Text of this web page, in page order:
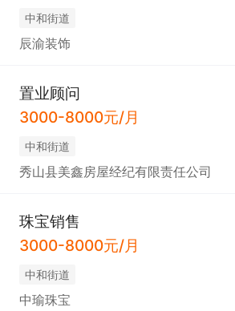
中和街道
辰渝装饰
置业顾问
3000-8000元/月
中和街道
秀山县美鑫房屋经纪有限责任公司
珠宝销售
3000-8000元/月
中和街道
中瑜珠宝